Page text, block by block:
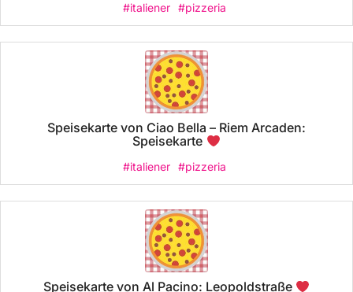
#italiener #pizzeria
Speisekarte von Ciao Bella – Riem Arcaden:
Speisekarte
#italiener #pizzeria
Speisekarte von Al Pacino: Leopoldstraße